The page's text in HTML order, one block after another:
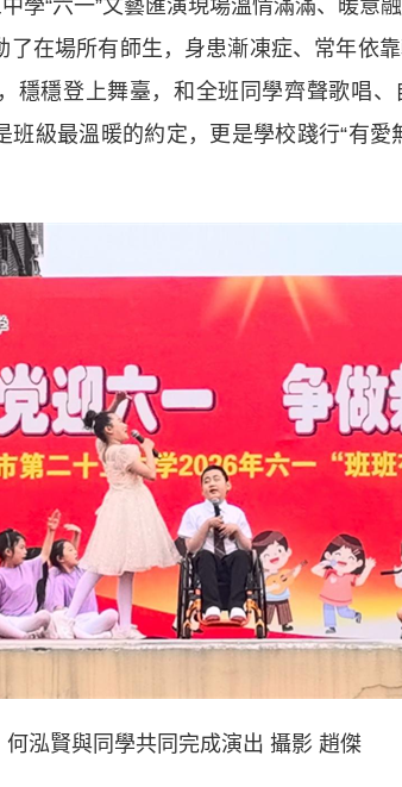
“六一”文藝匯演現場溫情滿滿、暖意
了在場所有師生，身患漸凍症、常年依
穩穩登上舞臺，和全班同學齊聲歌唱
級最溫暖的約定，更是學校踐行“有愛
何泓賢與同學共同完成演出 攝影 趙傑